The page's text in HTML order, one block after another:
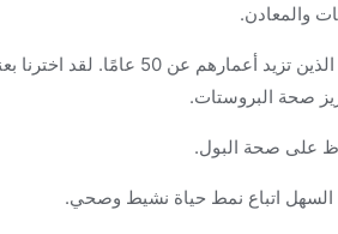
والمعادن.
تشكل صحة البروستات أولوية لكثير من
على صحة البول.
السهل اتباع نمط حياة نشيط وصحي.